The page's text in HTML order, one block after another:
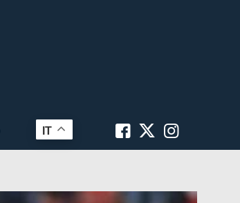
IT